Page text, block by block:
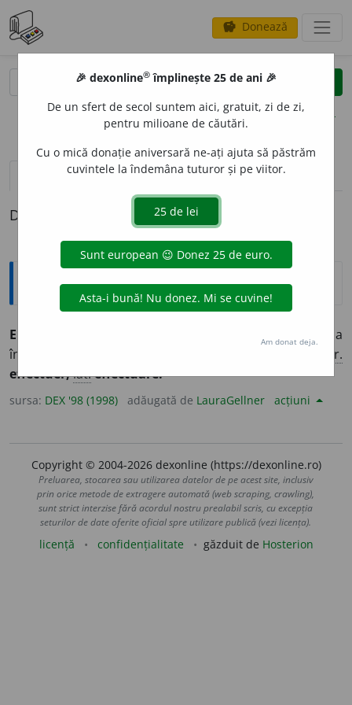
savings Donează
clear
opțiuni
definiții (1) pronunțievolume_up (23)
Definiția cu ID-ul 50472:
Explicative DEX
EFECTU
A face, a realiza, a
înfăptui; a îndeplini, a executa. [
fr.
effectuer,lat.effectuare.
sursa: DEX '98 (1998) adăugată de LauraGellner acțiuni
Copyright © 2004-2026 dexonline (https://dexonline.ro)
Preluarea, stocarea sau utilizarea datelor de pe acest site, inclusiv
prin orice metode de extragere automată (web scraping, crawling),
sunt strict interzise fără acordul nostru prealabil scris, cu excepția
seturilor de date oferite oficial spre utilizare publică (vezi licența).
licență confidențialitate găzduit de Hosterion
🎉 dexonline® împlinește 25 de ani 🎉
De un sfert de secol suntem aici, gratuit, zi de zi,
pentru milioane de căutări.
Cu o mică donație aniversară ne-ați ajuta să păstrăm
cuvintele la îndemâna tuturor și pe viitor.
Am donat deja.